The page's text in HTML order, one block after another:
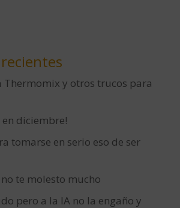
Thermomix y otros trucos para
en diciembre!
tomarse en serio eso de ser
te molesto mucho
pero a la IA no la engaño y